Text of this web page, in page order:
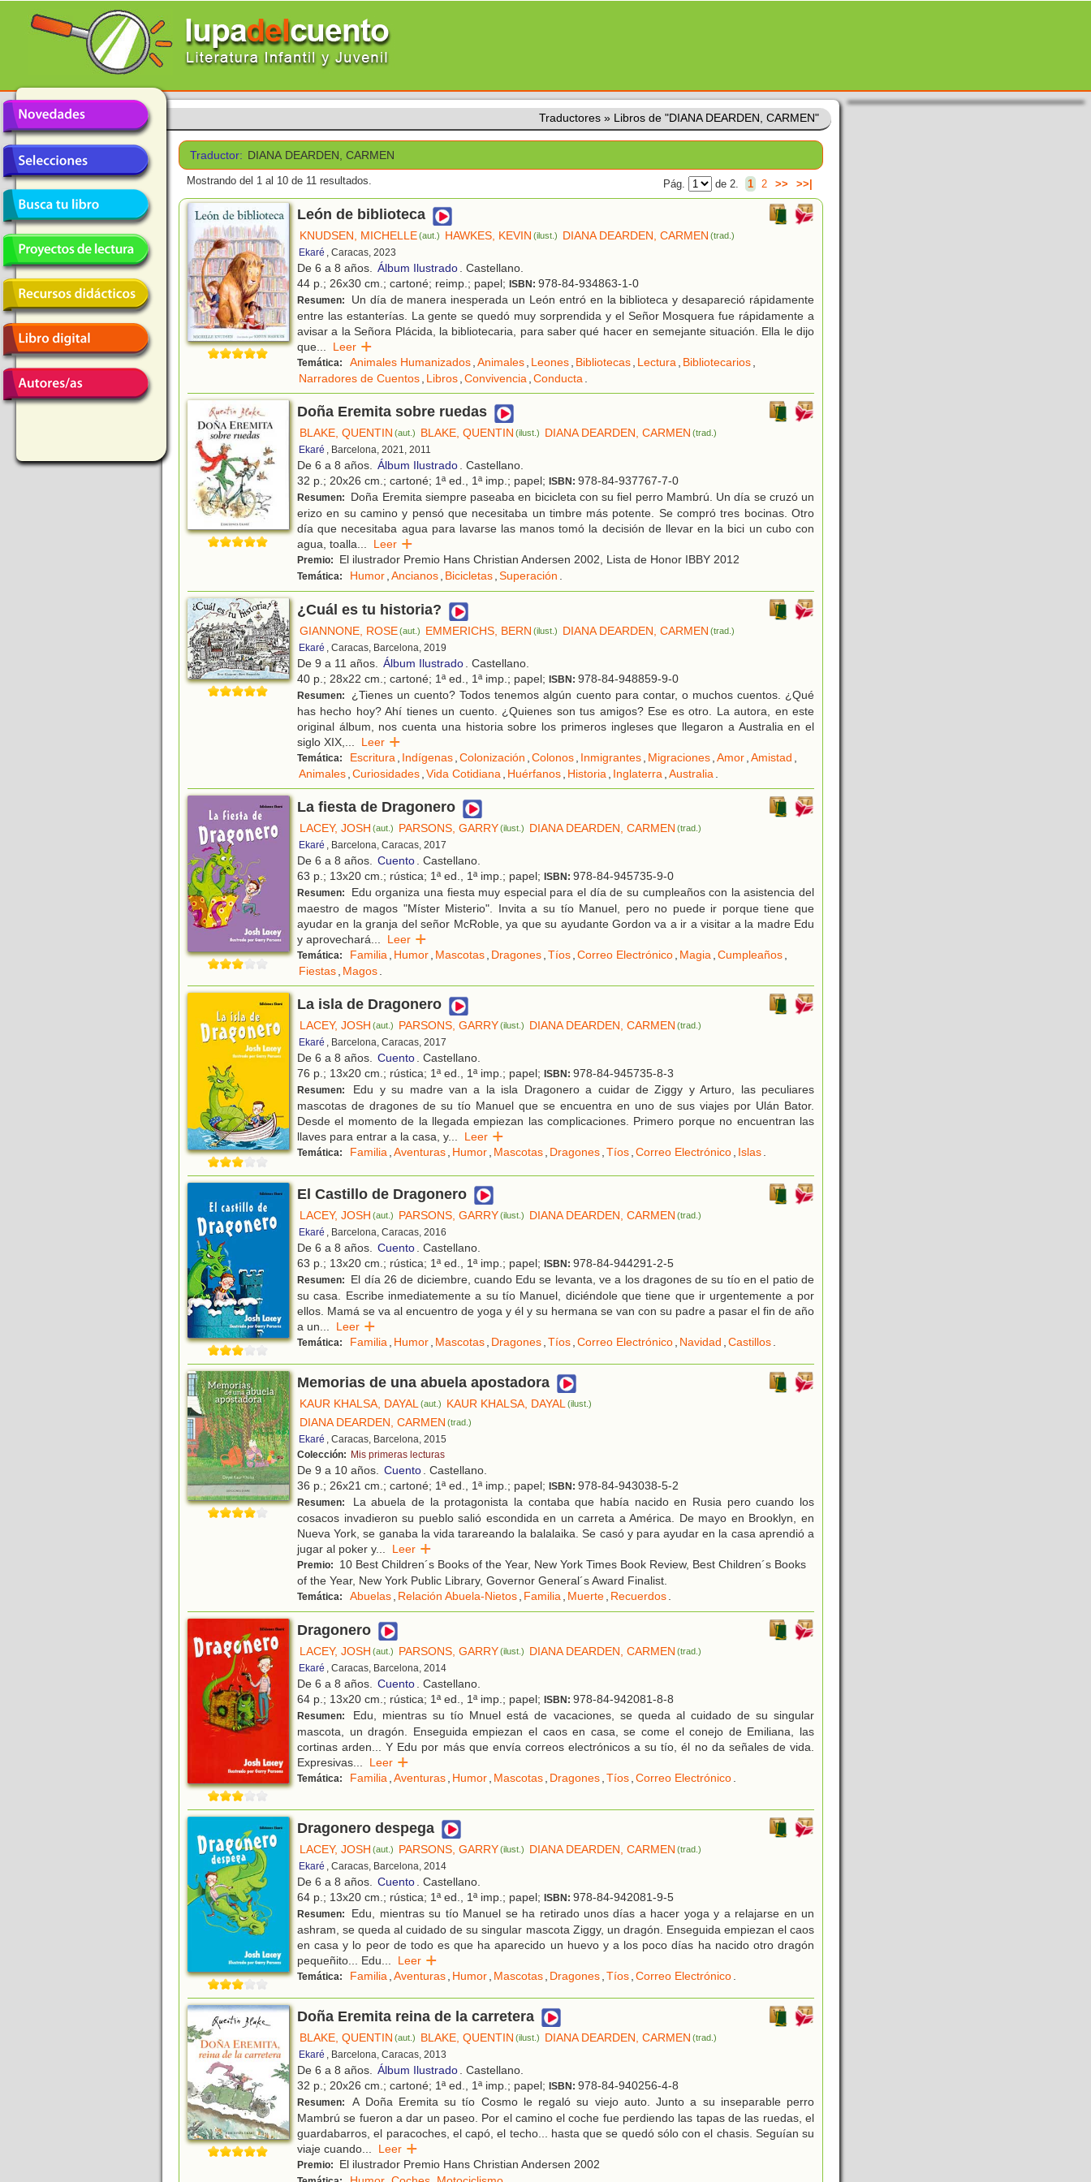
Traductores » Libros de "DIANA DEARDEN, CARMEN"
Traductor: DIANA DEARDEN, CARMEN
Mostrando del 1 al 10 de 11 resultados. Pág. de 2. 1 2 >> >>|
León de biblioteca
KNUDSEN, MICHELLE(aut.) HAWKES, KEVIN (ilust.) DIANA DEARDEN, CARMEN (trad.)
Ekaré , Caracas, 2023
De 6 a 8 años. Álbum Ilustrado. Castellano.
44 p.; 26x30 cm.; cartoné; reimp.; papel; ISBN: 978-84-934863-1-0
Resumen:
Un día de manera inesperada un León entró en la biblioteca y desapareció rápidamente
entre las estanterías. La gente se quedó muy sorprendida y el Señor Mosquera fue rápidamente a
avisar a la Señora Plácida, la bibliotecaria, para saber qué hacer en semejante situación. Ella le dijo
que... Leer
Temática: Animales Humanizados,Animales, Leones, Bibliotecas, Lectura, Bibliotecarios,
Narradores de Cuentos, Libros,Convivencia,Conducta.
Doña Eremita sobre ruedas
BLAKE, QUENTIN (aut.) BLAKE, QUENTIN (ilust.) DIANA DEARDEN, CARMEN (trad.)
Ekaré , Barcelona, 2021, 2011
De 6 a 8 años. Álbum Ilustrado. Castellano.
32 p.; 20x26 cm.; cartoné; 1ª ed., 1ª imp.; papel; ISBN: 978-84-937767-7-0
Resumen:
Doña Eremita siempre paseaba en bicicleta con su fiel perro Mambrú. Un día se cruzó un
erizo en su camino y pensó que necesitaba un timbre más potente. Se compró tres bocinas. Otro
día que necesitaba agua para lavarse las manos tomó la decisión de llevar en la bici un cubo con
agua, toalla... Leer
Premio: El ilustrador Premio Hans Christian Andersen 2002, Lista de Honor IBBY 2012
Temática: Humor,Ancianos, Bicicletas,Superación .
¿Cuál es tu historia?
GIANNONE, ROSE(aut.) EMMERICHS, BERN (ilust.) DIANA DEARDEN, CARMEN (trad.)
Ekaré , Caracas, Barcelona, 2019
De 9 a 11 años. Álbum Ilustrado. Castellano.
40 p.; 28x22 cm.; cartoné; 1ª ed., 1ª imp.; papel; ISBN: 978-84-948859-9-0
Resumen:
¿Tienes un cuento? Todos tenemos algún cuento para contar, o muchos cuentos. ¿Qué
has hecho hoy? Ahí tienes un cuento. ¿Quienes son tus amigos? Ese es otro. La autora, en este
original álbum, nos cuenta una historia sobre los primeros ingleses que llegaron a Australia en el
siglo XIX,... Leer
Temática: Escritura, Indígenas,Colonización ,Colonos, Inmigrantes, Migraciones,Amor,Amistad ,
Animales,Curiosidades,Vida Cotidiana, Huérfanos, Historia, Inglaterra,Australia.
La fiesta de Dragonero
LACEY, JOSH (aut.) PARSONS, GARRY(ilust.) DIANA DEARDEN, CARMEN (trad.)
Ekaré , Barcelona, Caracas, 2017
De 6 a 8 años. Cuento. Castellano.
63 p.; 13x20 cm.; rústica; 1ª ed., 1ª imp.; papel; ISBN: 978-84-945735-9-0
Resumen:
Edu organiza una fiesta muy especial para el día de su cumpleaños con la asistencia del
maestro de magos "Míster Misterio". Invita a su tío Manuel, pero no puede ir porque tiene que
ayudar en la granja del señor McRoble, ya que su ayudante Gordon va a ir a visitar a la madre Edu
y aprovechará... Leer
Temática: Familia, Humor, Mascotas, Dragones,Tíos,Correo Electrónico, Magia,Cumpleaños,
Fiestas, Magos.
La isla de Dragonero
LACEY, JOSH (aut.) PARSONS, GARRY(ilust.) DIANA DEARDEN, CARMEN (trad.)
Ekaré , Barcelona, Caracas, 2017
De 6 a 8 años. Cuento. Castellano.
76 p.; 13x20 cm.; rústica; 1ª ed., 1ª imp.; papel; ISBN: 978-84-945735-8-3
Resumen:
Edu y su madre van a la isla Dragonero a cuidar de Ziggy y Arturo, las peculiares
mascotas de dragones de su tío Manuel que se encuentra en uno de sus viajes por Ulán Bator.
Desde el momento de la llegada empiezan las complicaciones. Primero porque no encuentran las
llaves para entrar a la casa, y... Leer
Temática: Familia,Aventuras, Humor, Mascotas, Dragones,Tíos,Correo Electrónico, Islas.
El Castillo de Dragonero
LACEY, JOSH (aut.) PARSONS, GARRY(ilust.) DIANA DEARDEN, CARMEN (trad.)
Ekaré , Barcelona, Caracas, 2016
De 6 a 8 años. Cuento
. Castellano.
63 p.; 13x20 cm.; rústica; 1ª ed., 1ª imp.; papel; ISBN: 978-84-944291-2-5
Resumen:
El día 26 de diciembre, cuando Edu se levanta, ve a los dragones de su tío en el patio de
su casa. Escribe inmediatemente a su tío Manuel, diciéndole que tiene que ir urgentemente a por
ellos. Mamá se va al encuentro de yoga y él y su hermana se van con su padre a pasar el fin de año
a un
Leer
Temática: Familia Humor Mascotas Dragones Tíos Correo Electrónico Navidad Castillos
Memorias de una abuela apostadora
KAUR KHALSA, DAYAL (aut.) KAUR KHALSA, DAYAL (ilust.)
DIANA DEARDEN, CARMEN (trad.)
Ekaré , Caracas, Barcelona, 2015
Colección: Mis primeras lecturas
De 9 a 10 años. Cuento
. Castellano.
36 p.; 26x21 cm.; cartoné; 1ª ed., 1ª imp.; papel; ISBN: 978-84-943038-5-2
Resumen:
La abuela de la protagonista la contaba que había nacido en Rusia pero cuando los
cosacos invadieron su pueblo salió escondida en un carreta a América. De mayo en Brooklyn, en
Nueva York, se ganaba la vida tarareando la balalaika. Se casó y para ayudar en la casa aprendió a
jugar al poker y... Leer
Premio:
10 Best Children´s Books of the Year, New York Times Book Review, Best Children´s Books
of the Year, New York Public Library, Governor General´s Award Finalist.
Temática: Abuelas Relación Abuela-Nietos Familia Muerte Recuerdos
Dragonero
LACEY, JOSH (aut.) PARSONS, GARRY(ilust.) DIANA DEARDEN, CARMEN (trad.)
Ekaré , Caracas, Barcelona, 2014
De 6 a 8 años. Cuento
. Castellano.
64 p.; 13x20 cm.; rústica; 1ª ed., 1ª imp.; papel; ISBN: 978-84-942081-8-8
Resumen:
Edu, mientras su tío Mnuel está de vacaciones, se queda al cuidado de su singular
mascota, un dragón. Enseguida empiezan el caos en casa, se come el conejo de Emiliana, las
cortinas arden... Y Edu por más que envía correos electrónicos a su tío, él no da señales de vida.
Expresivas
Leer
Temática: Familia Aventuras Humor Mascotas Dragones Tíos Correo Electrónico
Dragonero despega
LACEY, JOSH (aut.) PARSONS, GARRY(ilust.) DIANA DEARDEN, CARMEN (trad.)
Ekaré , Caracas, Barcelona, 2014
De 6 a 8 años. Cuento
. Castellano.
64 p.; 13x20 cm.; rústica; 1ª ed., 1ª imp.; papel; ISBN: 978-84-942081-9-5
Resumen:
Edu, mientras su tío Manuel se ha retirado unos días a hacer yoga y a relajarse en un
ashram, se queda al cuidado de su singular mascota Ziggy, un dragón. Enseguida empiezan el caos
en casa y lo peor de todo es que ha aparecido un huevo y a los poco días ha nacido otro dragón
pequeñito... Edu
Leer
Temática: Familia Aventuras Humor Mascotas Dragones Tíos Correo Electrónico
Doña Eremita reina de la carretera
BLAKE, QUENTIN (aut.) BLAKE, QUENTIN (ilust.) DIANA DEARDEN, CARMEN (trad.)
Ekaré , Barcelona, Caracas, 2013
De 6 a 8 años. Álbum Ilustrado
. Castellano.
32 p.; 20x26 cm.; cartoné; 1ª ed., 1ª imp.; papel; ISBN: 978-84-940256-4-8
Resumen:
A Doña Eremita su tío Cosmo le regaló su viejo auto. Junto a su inseparable perro
Mambrú se fueron a dar un paseo. Por el camino el coche fue perdiendo las tapas de las ruedas, el
guardabarros, el paracoches, el capó, el techo... hasta que se quedó sólo con el chasis. Seguían su
viaje cuando
Leer
Premio: El ilustrador Premio Hans Christian Andersen 2002